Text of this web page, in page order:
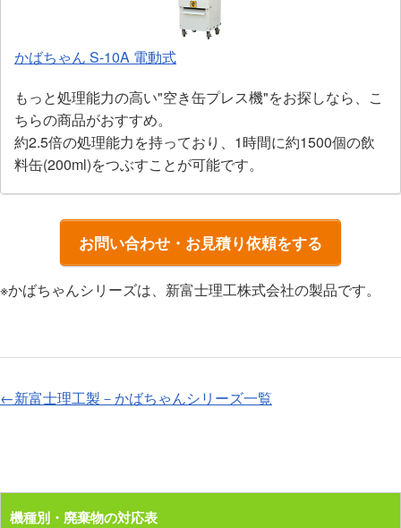
かばちゃん S-10A 電動式
もっと処理能力の高い"空き缶プレス機"をお探しなら、こ
ちらの商品がおすすめ。
約2.5倍の処理能力を持っており、1時間に約1500個の飲
料缶(200ml)をつぶすことが可能です。
お問い合わせ・お見積り依頼をする
※かばちゃんシリーズは、新富士理工株式会社の製品です。
←新富士理工製－かばちゃんシリーズ一覧
機種別・廃棄物の対応表